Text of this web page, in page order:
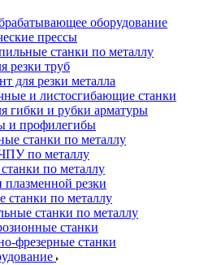
оборудование
прессы
станки по металлу
резки труб
для резки металла
и листосгибающие станки
гибки и рубки арматуры
и профилегибы
станки по металлу
по металлу
по металлу
плазменной резки
станки по металлу
станки по металлу
станки
фрезерные станки